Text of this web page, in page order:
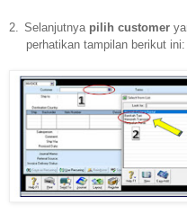
2. Selanjutnya pilih customer
perhatikan tampilan berikut ini: